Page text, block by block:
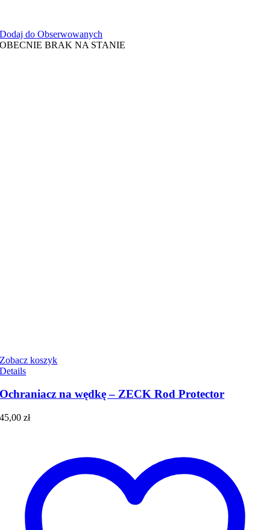
Dodaj do Obserwowanych
OBECNIE BRAK NA STANIE
Zobacz koszyk
Details
Ochraniacz na wędkę – ZECK Rod Protector
45,00zł